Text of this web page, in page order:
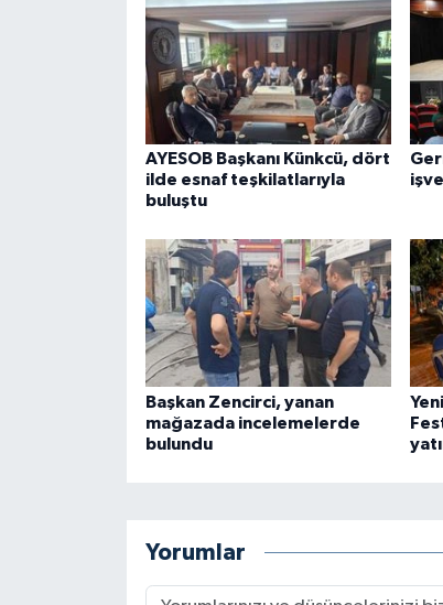
AYESOB Başkanı Künkcü, dört
ilde esnaf teşkilatlarıyla
buluştu
Başkan Zencirci, yanan
mağazada incelemelerde
bulundu
Yorumlar